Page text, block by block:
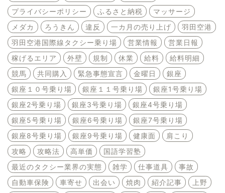
プライバシーポリシー
ふるさと納税
マッサージ
メダカ
ろうきん 違反 一カ月の売り上げ
羽田空港
羽田空港国際線タクシー乗り場
営業情報
営業日報
稼げるエリア
外壁 規制 休業 給料
給料明細
競馬
共同購入 緊急事態宣言 金曜日
銀座
銀座１０号乗り場
銀座１１号乗り場
銀座1号乗り場
銀座2号乗り場
銀座3号乗り場
銀座4号乗り場
銀座5号乗り場
銀座6号乗り場
銀座7号乗り場
銀座8号乗り場
銀座9号乗り場 健康面
肩こり
攻略
攻略法 高単価
国語学習塾
最近のタクシー業界の実態
雑学 仕事道具
事故
自動車保険
車寄せ 出会い 焼肉 紹介記事
上野